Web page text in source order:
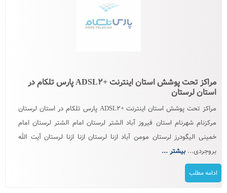
مراکز تحت پوشش استان اینترنت +ADSL۲ پارس تلکام در
استان لرستان
مراکز تحت پوشش استان اینترنت +ADSL۲ پارس تلکام در استان لرستان
مرکزنام شهرنام استان فیروز آباد الشتر لرستان امام الشتر لرستان امام
خمینی الیگودرز لرستان مومن آباد ازنا لرستان ازنا ازنا لرستان آیت الله
بروجردی... بیشتر ...
ادامه مطلب